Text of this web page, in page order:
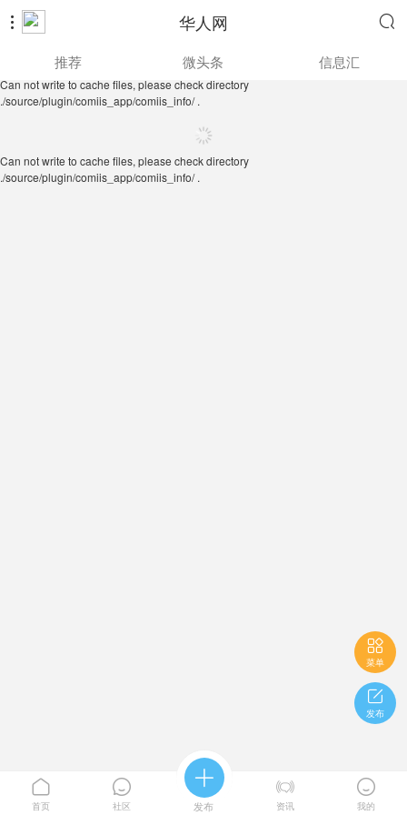
 华人网 
./source/plugin/comiis_app/comiis_info/ .
推荐 微头条 信息汇
Can not write to cache files, please check directory
./source/plugin/comiis_app/comiis_info/ .

菜单

发布

首页

社区

发布

资讯

我的
Can not write to cache files, please check directory
./source/plugin/comiis_app/comiis_info/ .